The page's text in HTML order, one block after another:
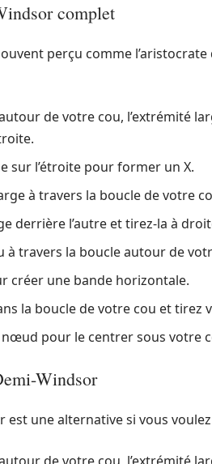
complet
perçu comme
de votre cou, l’extrémité
sur l’étroite pour former un X.
à travers la boucle de votre
derrière l’autre et tirez-la à
à travers la boucle autour de
créer une bande horizontale.
la boucle de votre cou et tirez
pour le centrer sous votre
Windsor
une alternative si vous